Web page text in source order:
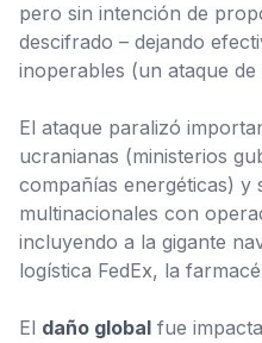
pero sin intención de
descifrado – dejando
inoperables (un ataque de
El ataque paralizó
ucranianas (ministerios
compañías energéticas) y
multinacionales con
incluyendo a la gigante
logística FedEx, la
El daño global fue